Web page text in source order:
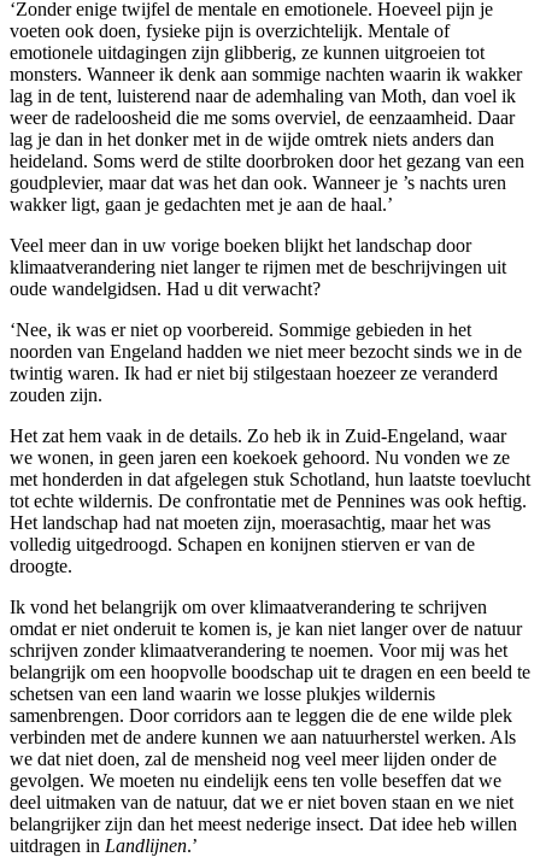
‘Zonder enige twijfel de mentale en emotionele. Hoeveel pijn je
voeten ook doen, fysieke pijn is overzichtelijk. Mentale of
emotionele uitdagingen zijn glibberig, ze kunnen uitgroeien tot
monsters. Wanneer ik denk aan sommige nachten waarin ik wakker
lag in de tent, luisterend naar de ademhaling van Moth, dan voel ik
weer de radeloosheid die me soms overviel, de eenzaamheid. Daar
lag je dan in het donker met in de wijde omtrek niets anders dan
heideland. Soms werd de stilte doorbroken door het gezang van een
goudplevier, maar dat was het dan ook. Wanneer je ’s nachts uren
wakker ligt, gaan je gedachten met je aan de haal.’
Veel meer dan in uw vorige boeken blijkt het landschap door
klimaatverandering niet langer te rijmen met de beschrijvingen uit
oude wandelgidsen. Had u dit verwacht?
‘Nee, ik was er niet op voorbereid. Sommige gebieden in het
noorden van Engeland hadden we niet meer bezocht sinds we in de
twintig waren. Ik had er niet bij stilgestaan hoezeer ze veranderd
zouden zijn.
Het zat hem vaak in de details. Zo heb ik in Zuid-Engeland, waar
we wonen, in geen jaren een koekoek gehoord. Nu vonden we ze
met honderden in dat afgelegen stuk Schotland, hun laatste toevlucht
tot echte wildernis. De confrontatie met de Pennines was ook heftig.
Het landschap had nat moeten zijn, moerasachtig, maar het was
volledig uitgedroogd. Schapen en konijnen stierven er van de
droogte.
Ik vond het belangrijk om over klimaatverandering te schrijven
omdat er niet onderuit te komen is, je kan niet langer over de natuur
schrijven zonder klimaatverandering te noemen. Voor mij was het
belangrijk om een hoopvolle boodschap uit te dragen en een beeld te
schetsen van een land waarin we losse plukjes wildernis
samenbrengen. Door corridors aan te leggen die de ene wilde plek
verbinden met de andere kunnen we aan natuurherstel werken. Als
we dat niet doen, zal de mensheid nog veel meer lijden onder de
gevolgen. We moeten nu eindelijk eens ten volle beseffen dat we
deel uitmaken van de natuur, dat we er niet boven staan en we niet
belangrijker zijn dan het meest nederige insect. Dat idee heb willen
uitdragen in Landlijnen.’